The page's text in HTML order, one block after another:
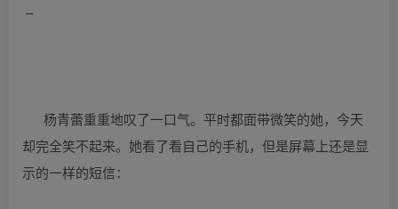
–
杨青蕾重重地叹了一口气。平时都面带微笑的她，今天
却完全笑不起来。她看了看自己的手机，但是屏幕上还是显
示的一样的短信：